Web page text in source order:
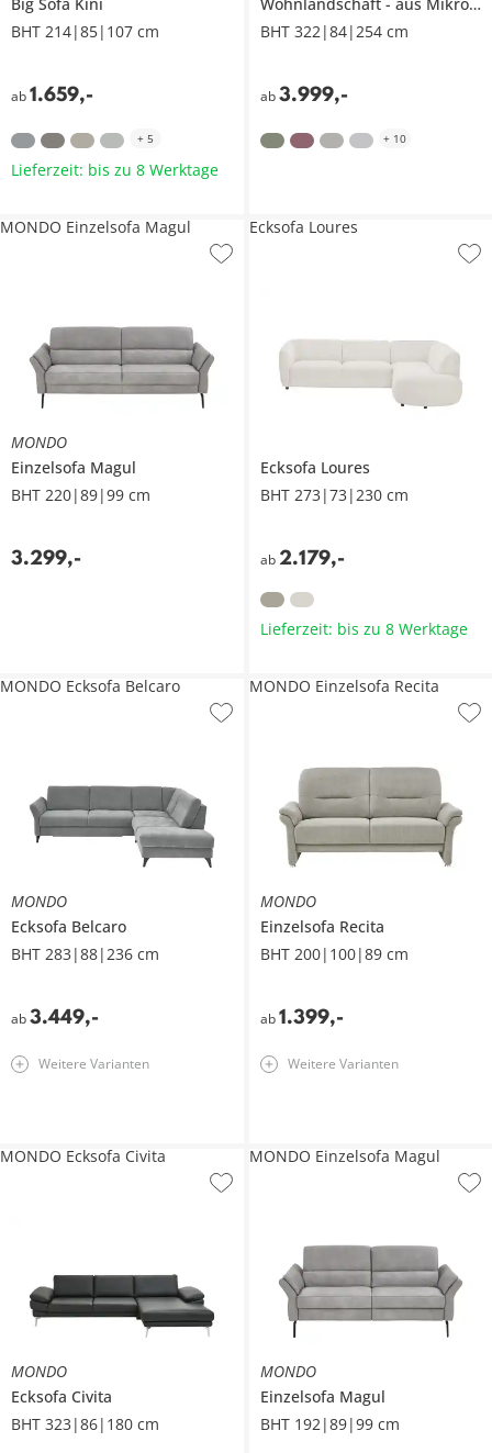
BHT 214|85|107 cm
ab1.659,-
+ 5
Lieferzeit: bis zu 8 Werktage
BHT 322|84|254 cm
ab 3.999,-
+ 10
MONDO
Einzelsofa Magul
BHT 220|89|99 cm
3.299,-
MONDO Einzelsofa Magul
Ecksofa Loures
BHT 273|73|230 cm
ab 2.179,-
Ecksofa Loures
Lieferzeit: bis zu 8 Werktage
MONDO
Ecksofa Belcaro
BHT 283|88|236 cm
ab3.449,-
MONDO Ecksofa Belcaro
Weitere Varianten
MONDO
Einzelsofa Recita
BHT 200|100|89 cm
ab 1.399,-
MONDO Einzelsofa Recita
Weitere Varianten
MONDO
Ecksofa Civita
BHT 323|86|180 cm
MONDO Ecksofa Civita
MONDO
Einzelsofa Magul
BHT 192|89|99 cm
MONDO Einzelsofa Magul